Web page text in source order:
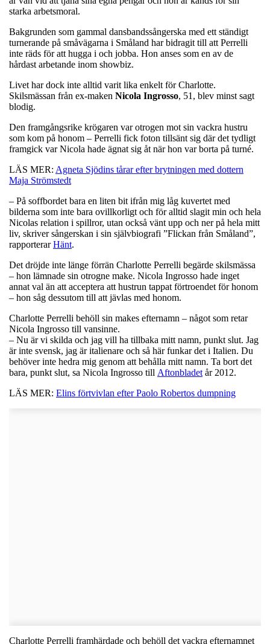
starka arbetsmoral.
Bakgrunden som gammal dansbandssångerska med ett ständigt
turnerande på småvägarna i Småland har bidragit till att Perrelli
inte räds för att hugga i och jobba. Hon anses som en av de
hårdast arbetande inom showbiz.
Livet har dock inte alltid varit lika enkelt för Charlotte.
Skilsmässan från ex-maken Nicola Ingrosso, 51, blev minst sagt
blodig.
Den framgångsrike krögaren var otrogen mot sin vackra hustru
som kom på honom – Perrelli fick foton tillsänt sig där det tydligt
framgick var Nicola hade ägnat sig åt när hon var borta på turné.
LÄS MER: Agneta Sjödins tårar efter brytningen med dottern
Maja Strömstedt
– På soffbordet bara en liten bit ifrån mig låg kuvertet med
bilderna som inte bara ovillkorligt och för alltid slagit min och hela
Nicolas relation i spillror, utan också vänt upp och ner på hela mitt
liv, skriver sångerskan i sin självbiografi ”Flickan från Småland”,
rapporterarHänt.
Det dröjde inte länge förrän Charlotte Perrelli begärde skilsmässa
– hon lämnade sin otrogne make. Nicola Ingrosso hade inget
annat val än att acceptera att hustrun tappat förtroendet för honom
– hon såg dessutom till att jävlas med honom.
Charlotte Perrelli behöll sin makes efternamn – något som retar
Nicola Ingrosso till vansinne.
– Nu är vi skilda och jag vill ha tillbaka mitt namn, punkt slut. Jag
är inte svensk, jag är italienare och så här funkar det i Italien. Du
behöver inte hedra mig genom att behålla mitt namn. Ta bort det
bara, punkt slut, sa Nicola Ingrosso till Aftonbladet år 2012.
LÄS MER: Elins förtvivlan efter Paolo Robertos dumpning
Charlotte Perrelli framhärdade och behöll det vackra efternamnet